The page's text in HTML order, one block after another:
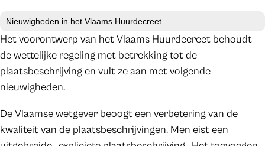
Nieuwigheden in het Vlaams Huurdecreet
Het voorontwerp van het Vlaams Huurdecreet behoudt
de wettelijke regeling met betrekking tot de
plaatsbeschrijving en vult ze aan met volgende
nieuwigheden.
De Vlaamse wetgever beoogt een verbetering van de
kwaliteit van de plaatsbeschrijvingen. Men eist een